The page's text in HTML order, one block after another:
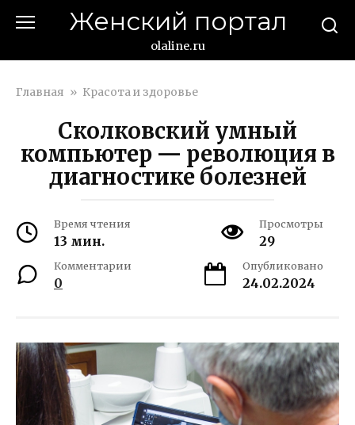
Женский портал
olaline.ru
Главная » Красота и здоровье
Сколковский умный
компьютер — революция в
диагностике болезней
Время чтения
13 мин.
Просмотры
29
Комментарии
0
Опубликовано
24.02.2024